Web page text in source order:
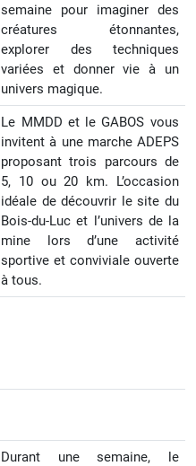
semaine pour imaginer des
créatures étonnantes,
explorer des techniques
variées et donner vie à un
univers magique.
Le MMDD et le GABOS vous
invitent à une marche ADEPS
proposant trois parcours de
5, 10 ou 20 km. L’occasion
idéale de découvrir le site du
Bois-du-Luc et l’univers de la
mine lors d’une activité
sportive et conviviale ouverte
à tous.
Durant une semaine, le